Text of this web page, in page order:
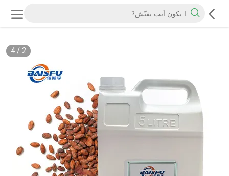
2
/
4